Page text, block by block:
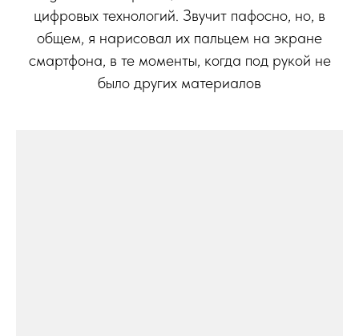
цифровых технологий. Звучит пафосно, но, в
общем, я нарисовал их пальцем на экране
смартфона, в те моменты, когда под рукой не
было других материалов